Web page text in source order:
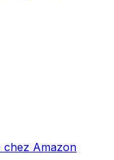
chez Amazon